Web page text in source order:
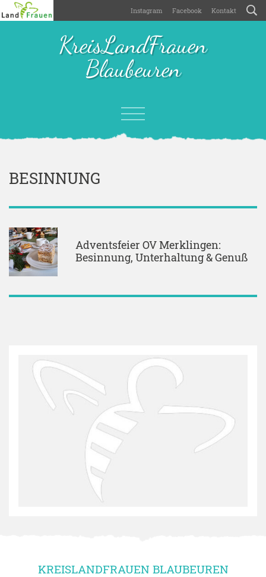
Instagram Facebook Kontakt
KreisLandFrauen
Blaubeuren
BESINNUNG
Adventsfeier OV Merklingen:
Besinnung, Unterhaltung & Genuß
KREISLANDFRAUEN BLAUBEUREN